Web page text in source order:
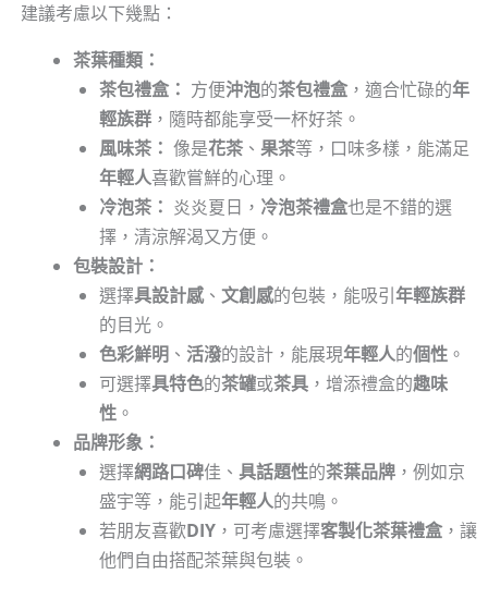
建議考慮以下幾點：
茶葉種類：
茶包禮盒： 方便沖泡的茶包禮盒，適合忙碌的年
輕族群，隨時都能享受一杯好茶。
風味茶： 像是花茶、 果茶等，口味多樣，能滿足
年輕人喜歡嘗鮮的心理。
冷泡茶： 炎炎夏日， 冷泡茶禮盒也是不錯的選
擇，清涼解渴又方便。
包裝設計：
選擇具設計感、 文創感的包裝，能吸引年輕族群
的目光。
色彩鮮明 、 活潑的設計，能展現年輕人的個性。
可選擇具特色的茶罐或茶具，增添禮盒的趣味
性。
品牌形象：
選擇網路口碑佳、 具話題性的茶葉品牌，例如京
盛宇等，能引起年輕人的共鳴。
若朋友喜歡DIY，可考慮選擇客製化茶葉禮盒，讓
他們自由搭配茶葉與包裝。